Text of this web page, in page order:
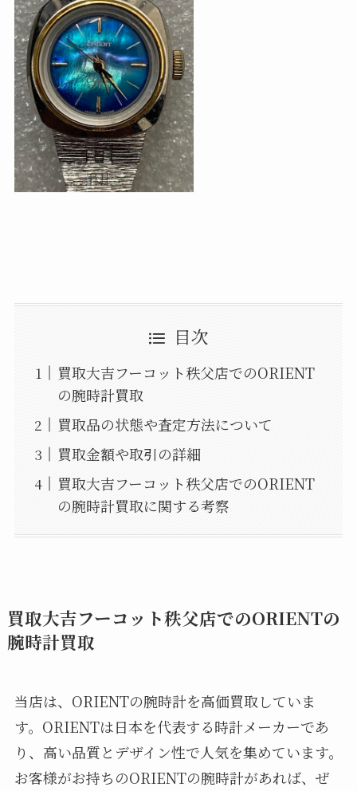
目次
買取大吉フーコット秩父店でのORIENT
の腕時計買取
買取品の状態や査定方法について
買取金額や取引の詳細
買取大吉フーコット秩父店でのORIENT
の腕時計買取に関する考察
買取大吉フーコット秩父店でのORIENTの
腕時計買取
当店は、ORIENTの腕時計を高価買取していま
す。ORIENTは日本を代表する時計メーカーであ
り、高い品質とデザイン性で人気を集めています。
お客様がお持ちのORIENTの腕時計があれば、ぜ